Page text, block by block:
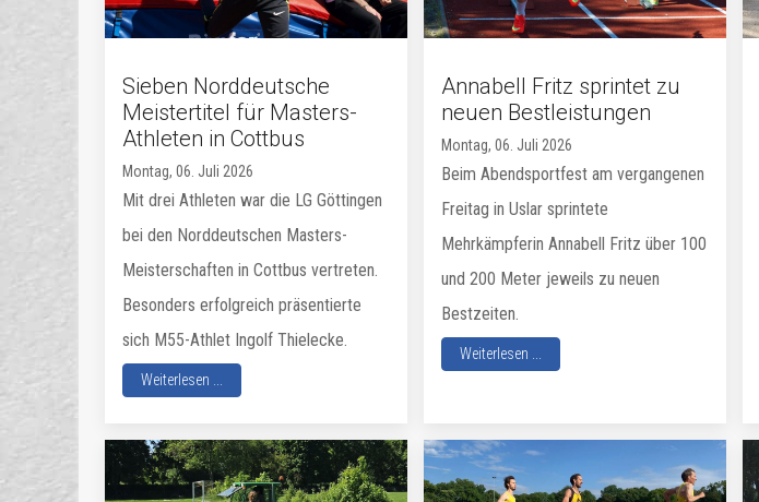
Sieben Norddeutsche
Meistertitel für Masters-
Athleten in Cottbus
Montag, 06. Juli 2026
Mit drei Athleten war die LG Göttingen
bei den Norddeutschen Masters-
Meisterschaften in Cottbus vertreten.
Besonders erfolgreich präsentierte
sich M55-Athlet Ingolf Thielecke.
Weiterlesen ...
Annabell Fritz sprintet zu
neuen Bestleistungen
Montag, 06. Juli 2026
Beim Abendsportfest am vergangenen
Freitag in Uslar sprintete
Mehrkämpferin Annabell Fritz über 100
und 200 Meter jeweils zu neuen
Bestzeiten.
Weiterlesen ...